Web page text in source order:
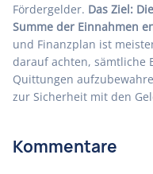
Fördergelder. Das Ziel:
Summe der Einnahmen
und Finanzplan ist
darauf achten, sämtliche
Quittungen
zur Sicherheit mit den
Kommentare